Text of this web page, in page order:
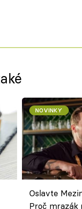
NOVINKY
Oslavte
Proč